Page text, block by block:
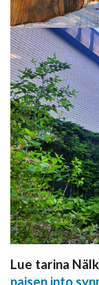
Lue tarina
naisen into